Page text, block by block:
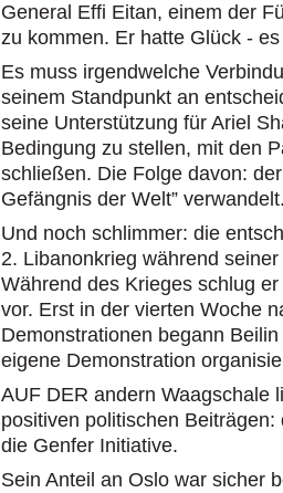
General Effi Eitan, einem der
zu kommen. Er hatte Glück -
Es muss irgendwelche
seinem Standpunkt an
seine Unterstützung für Ariel
Bedingung zu stellen, mit den
schließen. Die Folge davon:
Gefängnis der Welt”
Und noch schlimmer: die
2. Libanonkrieg während
Während des Krieges schlug
vor. Erst in der vierten Woche
Demonstrationen begann
eigene Demonstration
AUF DER andern Waagschale
positiven politischen
die Genfer Initiative.
Sein Anteil an Oslo war sicher